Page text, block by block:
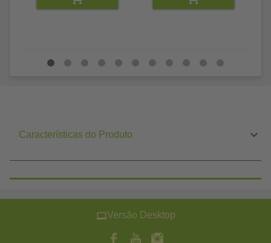
Características do Produto
Versão Desktop